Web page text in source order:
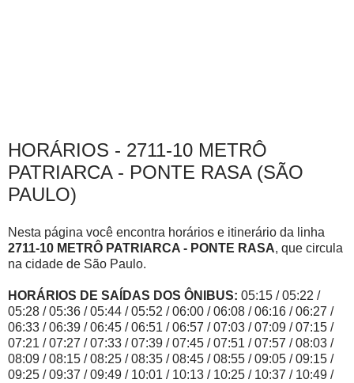
HORÁRIOS - 2711-10 METRÔ
PATRIARCA - PONTE RASA (SÃO
PAULO)
Nesta página você encontra horários e itinerário da linha
2711-10 METRÔ PATRIARCA - PONTE RASA, que circula
na cidade de São Paulo.
HORÁRIOS DE SAÍDAS DOS ÔNIBUS: 05:15 / 05:22 /
05:28 / 05:36 / 05:44 / 05:52 / 06:00 / 06:08 / 06:16 / 06:27 /
06:33 / 06:39 / 06:45 / 06:51 / 06:57 / 07:03 / 07:09 / 07:15 /
07:21 / 07:27 / 07:33 / 07:39 / 07:45 / 07:51 / 07:57 / 08:03 /
08:09 / 08:15 / 08:25 / 08:35 / 08:45 / 08:55 / 09:05 / 09:15 /
09:25 / 09:37 / 09:49 / 10:01 / 10:13 / 10:25 / 10:37 / 10:49 /